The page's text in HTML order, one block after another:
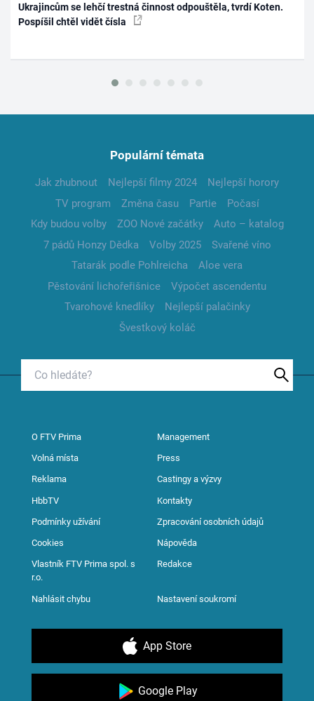
Ukrajincům se lehčí trestná činnost odpouštěla, tvrdí Koten.
Pospíšil chtěl vidět čísla
Populární témata
Jak zhubnout Nejlepší filmy 2024
Nejlepší horory
TV program
Změna času Partie
Počasí
Kdy budou volby
ZOO Nové začátky
Auto – katalog
7 pádů Honzy Dědka
Volby 2025
Svařené víno
Tatarák podle Pohlreicha
Aloe vera
Pěstování lichořeřišnice
Výpočet ascendentu
Tvarohové knedlíky
Nejlepší palačinky
Švestkový koláč
O FTV Prima Management
Volná místa Press
Reklama Castingy a výzvy
HbbTV Kontakty
Podmínky užívání Zpracování osobních údajů
Cookies Nápověda
Vlastník FTV Prima spol. s
r.o.
Redakce
Nahlásit chybu Nastavení soukromí
App Store
Google Play